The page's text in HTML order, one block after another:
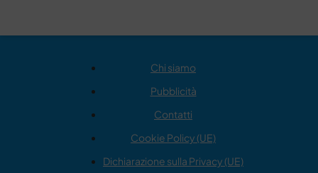
Chi siamo
Pubblicità
Contatti
Cookie Policy (UE)
Dichiarazione sulla Privacy (UE)